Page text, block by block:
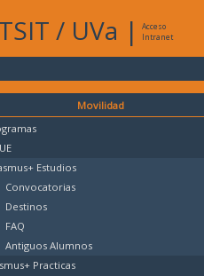
/ UVa |
Acceso
Intranet
Movilidad
Estudios
Convocatorias
Destinos
FAQ
Antiguos Alumnos
Practicas